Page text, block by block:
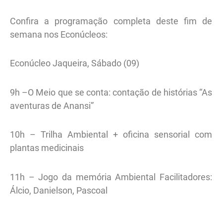
Confira a programação completa deste fim de
semana nos Econúcleos:
Econúcleo Jaqueira, Sábado (09)
9h –O Meio que se conta: contação de histórias “As
aventuras de Anansi”
10h – Trilha Ambiental + oficina sensorial com
plantas medicinais
11h – Jogo da memória Ambiental Facilitadores:
Álcio, Danielson, Pascoal